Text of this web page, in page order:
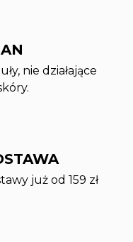
nie działające
już od 159 zł